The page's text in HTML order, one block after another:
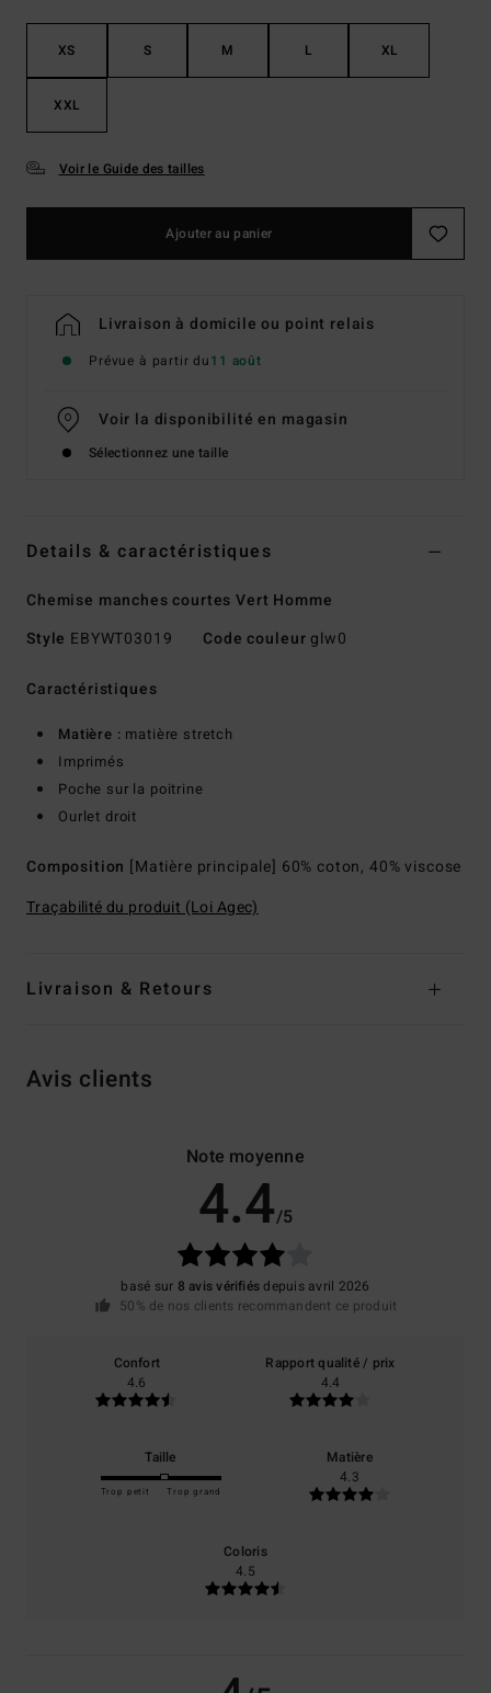
XS S M L XL
XXL
Voir le Guide des tailles
Ajouter au panier
Livraison à domicile ou point relais
Prévue à partir du11 août
Voir la disponibilité en magasin
Sélectionnez une taille
Details & caractéristiques
Chemise manches courtes Vert Homme
Style EBYWT03019 Code couleur glw0
Caractéristiques
Matière : matière stretch
Imprimés
Poche sur la poitrine
Ourlet droit
Composition [Matière principale] 60% coton, 40% viscose
Traçabilité du produit (Loi Agec)
Livraison & Retours
Avis clients
Note moyenne
4.4/5
basé sur 8 avis vérifiésdepuis avril 2026
50% de nos clients recommandent ce produit
Confort
4.6
Rapport qualité / prix
4.4
Taille
Trop petit Trop grand
Matière
4.3
Coloris
4.5